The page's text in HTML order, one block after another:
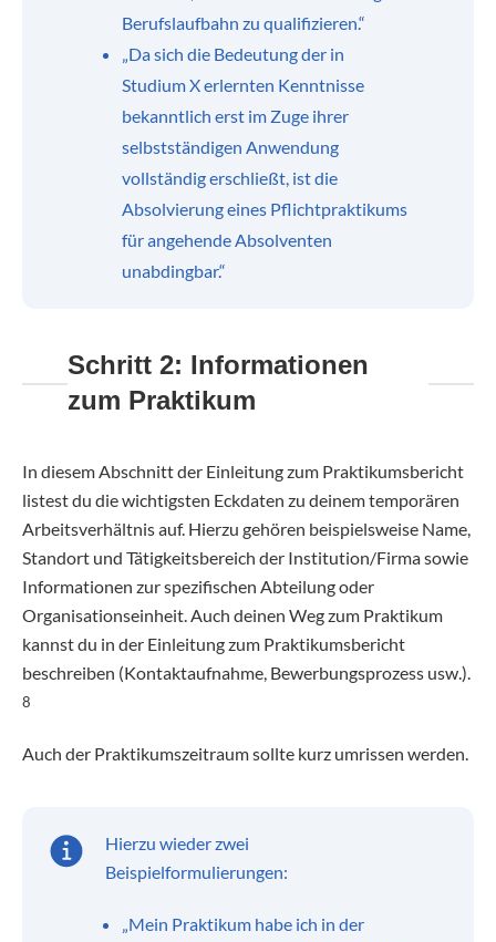
Berufslaufbahn zu qualifizieren.“
„Da sich die Bedeutung der in
Studium X erlernten Kenntnisse
bekanntlich erst im Zuge ihrer
selbstständigen Anwendung
vollständig erschließt, ist die
Absolvierung eines Pflichtpraktikums
für angehende Absolventen
unabdingbar.“
Schritt 2: Informationen
zum Praktikum
In diesem Abschnitt der Einleitung zum Praktikumsbericht
listest du die wichtigsten Eckdaten zu deinem temporären
Arbeitsverhältnis auf. Hierzu gehören beispielsweise Name,
Standort und Tätigkeitsbereich der Institution/Firma sowie
Informationen zur spezifischen Abteilung oder
Organisationseinheit. Auch deinen Weg zum Praktikum
kannst du in der Einleitung zum Praktikumsbericht
beschreiben (Kontaktaufnahme, Bewerbungsprozess usw.).
8
Auch der Praktikumszeitraum sollte kurz umrissen werden.
Hierzu wieder zwei
Beispielformulierungen:
„Mein Praktikum habe ich in der